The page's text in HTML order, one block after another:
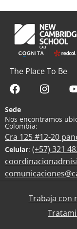
The Place To Be
Sede
Nos encontramos
Colombia:
Cra 125 #12-20
Celular: (+57) 321
Trabaja con